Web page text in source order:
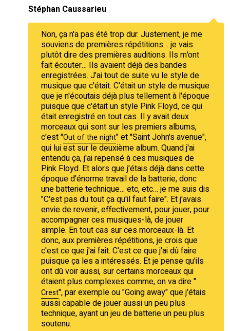
Stéphan Caussarieu
Non, ça n'a pas été trop dur. Justement, je me
souviens de premières répétitions… je vais
plutôt dire des premières auditions. Ils m'ont
fait écouter… Ils avaient déjà des bandes
enregistrées. J'ai tout de suite vu le style de
musique que c'était. C'était un style de musique
que je n'écoutais déjà plus tellement à l'époque
puisque que c'était un style Pink Floyd, ce qui
était enregistré en tout cas. Il y avait deux
morceaux qui sont sur les premiers albums,
c'est "Out of the night" et "Saint John's avenue",
qui lui est sur le deuxième album. Quand j'ai
entendu ça, j'ai repensé à ces musiques de
Pink Floyd. Et alors que j'étais déjà dans cette
époque d'énorme travail de la batterie, donc
une batterie technique… etc, etc… je me suis dis
"C'est pas du tout ça qu'il faut faire". Et j'avais
envie de revenir, effectivement, pour jouer, pour
accompagner ces musiques-là, de jouer
simple. En tout cas sur ces morceaux-là. Et
donc, aux premières répétitions, je crois que
c'est ce que j'ai fait. C'est ce que j'ai dû faire
puisque ça les a intéressés. Et je pense qu'ils
ont dû voir aussi, sur certains morceaux qui
étaient plus complexes comme, on va dire "
Crest", par exemple ou "Going away" que j'étais
aussi capable de jouer aussi un peu plus
technique, ayant un jeu de batterie un peu plus
soutenu.